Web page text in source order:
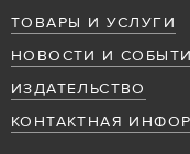
ТОВАРЫ И УСЛУГИ
НОВОСТИ И
ИЗДАТЕЛЬСТВО
КОНТАКТНАЯ